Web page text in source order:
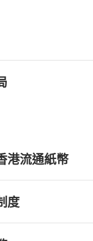
港流通紙幣
度